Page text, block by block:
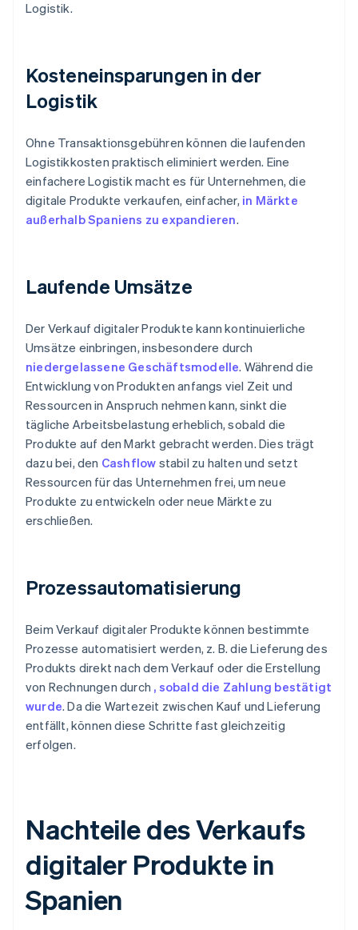
Logistik.
Kosteneinsparungen in der
Logistik
Ohne Transaktionsgebühren können die laufenden
Logistikkosten praktisch eliminiert werden. Eine
einfachere Logistik macht es für Unternehmen, die
digitale Produkte verkaufen, einfacher, in Märkte
außerhalb Spaniens zu expandieren.
Laufende Umsätze
Der Verkauf digitaler Produkte kann kontinuierliche
Umsätze einbringen, insbesondere durch
niedergelassene Geschäftsmodelle. Während die
Entwicklung von Produkten anfangs viel Zeit und
Ressourcen in Anspruch nehmen kann, sinkt die
tägliche Arbeitsbelastung erheblich, sobald die
Produkte auf den Markt gebracht werden. Dies trägt
dazu bei, den Cashflow stabil zu halten und setzt
Ressourcen für das Unternehmen frei, um neue
Produkte zu entwickeln oder neue Märkte zu
erschließen.
Prozessautomatisierung
Beim Verkauf digitaler Produkte können bestimmte
Prozesse automatisiert werden, z. B. die Lieferung des
Produkts direkt nach dem Verkauf oder die Erstellung
von Rechnungen durch , sobald die Zahlung bestätigt
wurde. Da die Wartezeit zwischen Kauf und Lieferung
entfällt, können diese Schritte fast gleichzeitig
erfolgen.
Nachteile des Verkaufs
digitaler Produkte in
Spanien